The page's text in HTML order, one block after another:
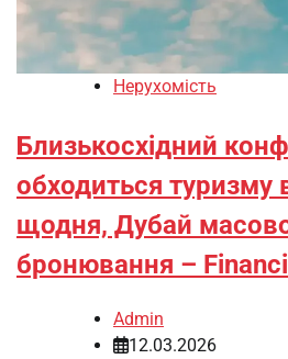
Нерухомість
Близькосхідний
обходиться туризму
щодня, Дубай
бронювання –
Admin
12.03.2026